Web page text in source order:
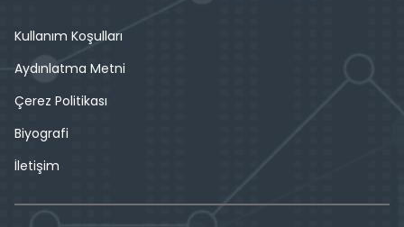
Kullanım Koşulları
Aydınlatma Metni
Çerez Politikası
Biyografi
İletişim